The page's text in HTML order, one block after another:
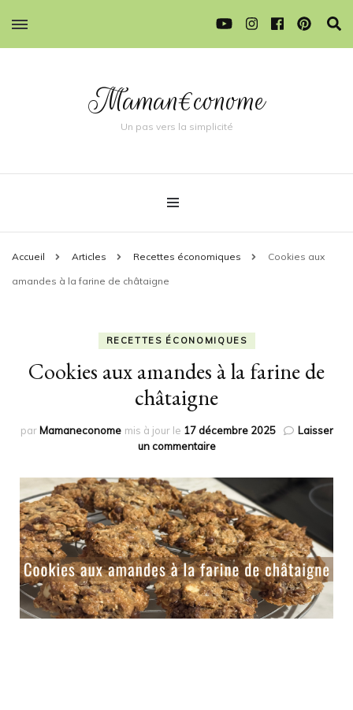
Maman€conome
Un pas vers la simplicité
Accueil Articles Recettes économiques Cookies aux
amandes à la farine de châtaigne
RECETTES ÉCONOMIQUES
Cookies aux amandes à la farine de
châtaigne
par Mamaneconome mis à jour le 17 décembre 2025
Laisser
un commentairesur
aux
amandes
à
la
farine
de
châtaigne